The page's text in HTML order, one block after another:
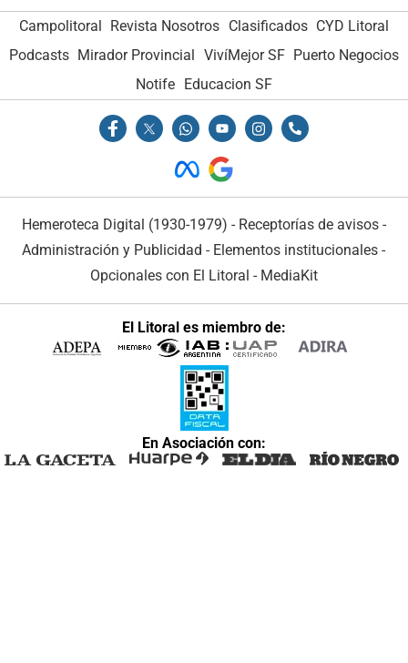
Campolitoral Revista Nosotros Clasificados CYD Litoral
Podcasts Mirador Provincial VivíMejor SF Puerto Negocios
Notife Educacion SF
Hemeroteca Digital (1930-1979) - Receptorías de avisos -
Administración y Publicidad - Elementos institucionales -
Opcionales con El Litoral - MediaKit
El Litoral es miembro de:
En Asociación con: